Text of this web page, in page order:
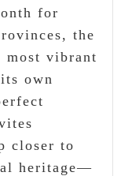
for
the
most vibrant
own
closer to
heritage—